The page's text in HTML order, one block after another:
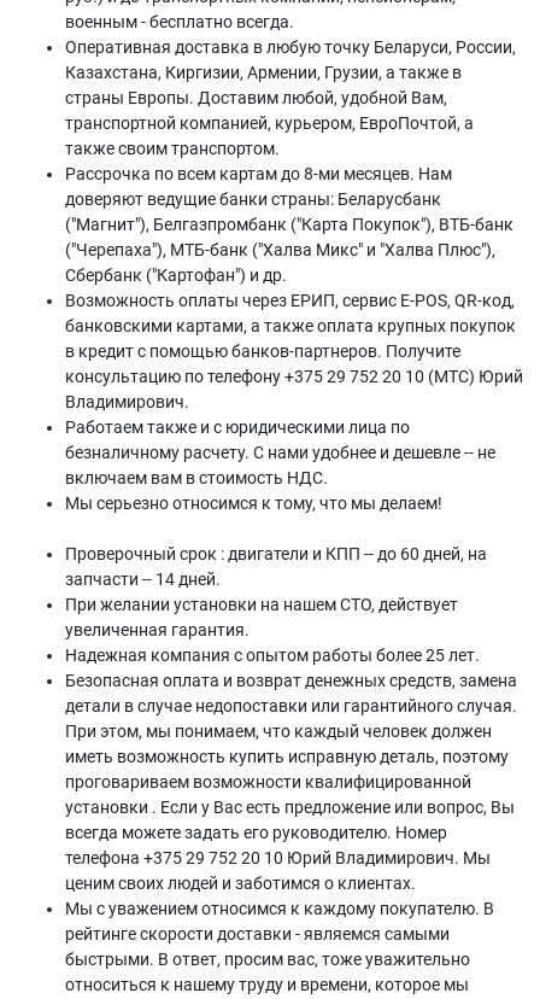
военным - бесплатно всегда.
Оперативная доставка в любую точку Беларуси, России,
Казахстана, Киргизии, Армении, Грузии, а также в
страны Европы. Доставим любой, удобной Вам,
транспортной компанией, курьером, ЕвроПочтой, а
также своим транспортом.
Рассрочка по всем картам до 8-ми месяцев. Нам
доверяют ведущие банки страны: Беларусбанк
("Магнит"), Белгазпромбанк ("Карта Покупок"), ВТБ-банк
("Черепаха"), МТБ-банк ("Халва Микс" и "Халва Плюс"),
Сбербанк ("Картофан") и др.
Возможность оплаты через ЕРИП, сервис E-POS, QR-код,
банковскими картами, а также оплата крупных покупок
в кредит с помощью банков-партнеров. Получите
консультацию по телефону +375 29 752 20 10 (МТС) Юрий
Владимирович.
Работаем также и с юридическими лица по
безналичному расчету. С нами удобнее и дешевле -- не
включаем вам в стоимость НДС.
Мы серьезно относимся к тому, что мы делаем!
Проверочный срок : двигатели и КПП -- до 60 дней, на
запчасти -- 14 дней.
При желании установки на нашем СТО, действует
увеличенная гарантия.
Надежная компания с опытом работы более 25 лет.
Безопасная оплата и возврат денежных средств, замена
детали в случае недопоставки или гарантийного случая.
При этом, мы понимаем, что каждый человек должен
иметь возможность купить исправную деталь, поэтому
проговариваем возможности квалифицированной
установки . Если у Вас есть предложение или вопрос, Вы
всегда можете задать его руководителю. Номер
телефона +375 29 752 20 10 Юрий Владимирович. Мы
ценим своих людей и заботимся о клиентах.
Мы с уважением относимся к каждому покупателю. В
рейтинге скорости доставки - являемся самыми
быстрыми. В ответ, просим вас, тоже уважительно
относиться к нашему труду и времени, которое мы